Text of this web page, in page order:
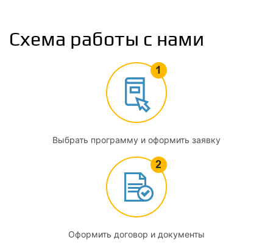
Схема работы с нами
Выбрать программу и оформить заявку
Оформить договор и документы